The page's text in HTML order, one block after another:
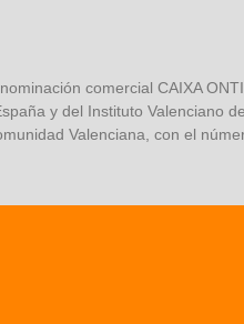
comercial CAIXA
y del Instituto Valenciano
Valenciana, con el